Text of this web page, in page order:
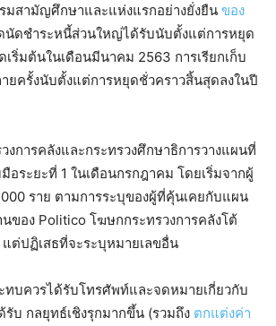
มสามัญศึกษาและแห่งแรกอย่างยั่งยืน ของ
ดชำระหนี้ส่วนใหญ่ได้รับนับตั้งแต่การหยุด
เริ่มต้นในเดือนมีนาคม 2563 การเรียกเก็บ
ยครั้งนับตั้งแต่การหยุดชั่วคราวสิ้นสุดลงในปี
งการคลังและกระทรวงศึกษาธิการวางแผนที่
อระยะที่ 1 ในเดือนกรกฎาคม โดยเริ่มจากผู้
ราย ตามการระบุของผู้ที่คุ้นเคยกับแผน
นของ Politico โฆษกกระทรวงการคลังโต้
แต่ปฏิเสธที่จะระบุหมายเลขอื่น
ทบควรได้รับโทรศัพท์และจดหมายเกี่ยวกับ
รับ กลยุทธ์เชิงรุกมากขึ้น (รวมถึง ตกแต่งค่า